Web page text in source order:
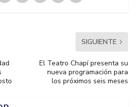
SIGUIENTE
El Teatro Chapí presenta su
nueva programación para
los próximos seis meses